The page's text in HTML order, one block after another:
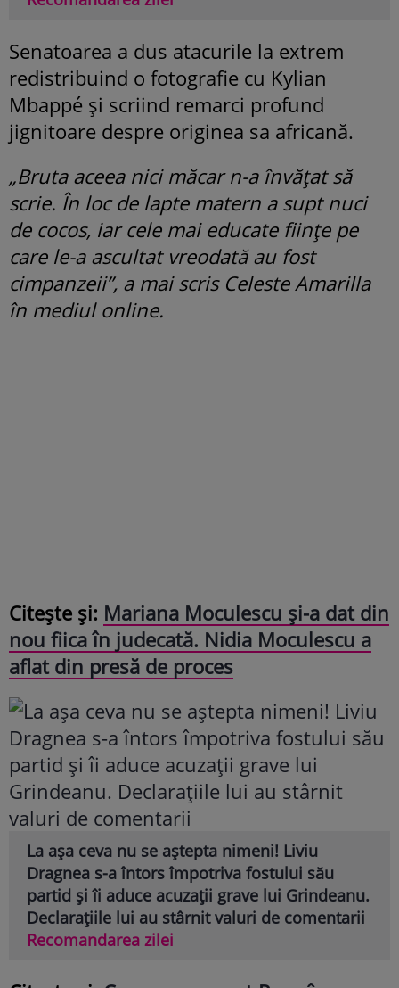
Senatoarea a dus atacurile la extrem
redistribuind o fotografie cu Kylian
Mbappé și scriind remarci profund
jignitoare despre originea sa africană.
„Bruta aceea nici măcar n-a învățat să
scrie. În loc de lapte matern a supt nuci
de cocos, iar cele mai educate ființe pe
care le-a ascultat vreodată au fost
cimpanzeii”, a mai scris Celeste Amarilla
în mediul online.
Citește și: Mariana Moculescu și-a dat din
nou fiica în judecată. Nidia Moculescu a
aflat din presă de proces
La așa ceva nu se aștepta nimeni! Liviu
Dragnea s-a întors împotriva fostului său
partid și îi aduce acuzații grave lui Grindeanu.
Declarațiile lui au stârnit valuri de comentarii
Recomandarea zilei